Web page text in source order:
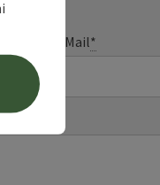
E-Mail*